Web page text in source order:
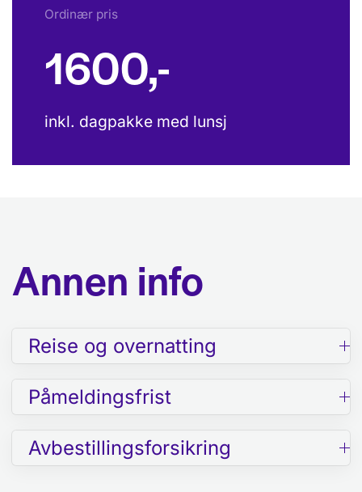
Ordinær pris
1600,-
inkl. dagpakke med lunsj
Annen info
Reise og overnatting
Påmeldingsfrist
Avbestillingsforsikring